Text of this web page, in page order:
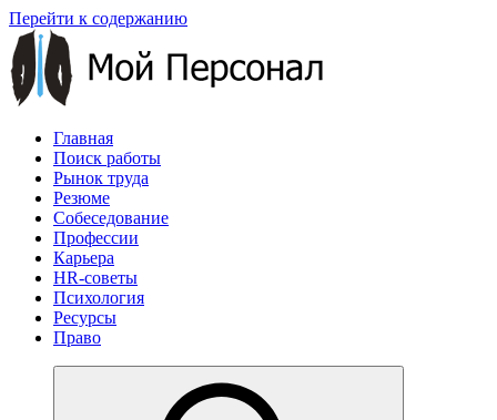
Перейти к содержанию
Главная
Поиск работы
Рынок труда
Резюме
Собеседование
Профессии
Карьера
HR-советы
Психология
Ресурсы
Право